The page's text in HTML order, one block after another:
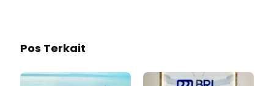
Pos Terkait